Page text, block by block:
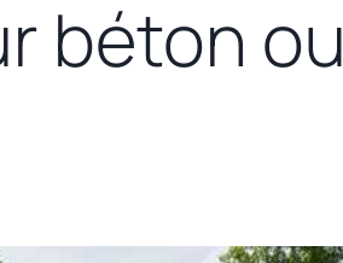
béton ou